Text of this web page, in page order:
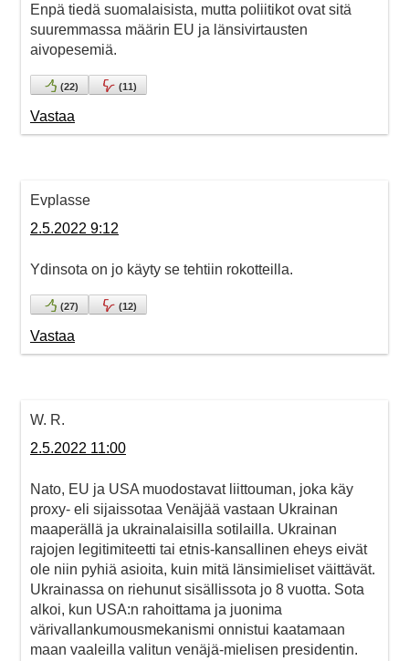
Enpä tiedä suomalaisista, mutta poliitikot ovat sitä
suuremmassa määrin EU ja länsivirtausten
aivopesemiä.
(22) (11)
Vastaa
Evplasse
2.5.2022 9:12
Ydinsota on jo käyty se tehtiin rokotteilla.
(27) (12)
Vastaa
W. R.
2.5.2022 11:00
Nato, EU ja USA muodostavat liittouman, joka käy
proxy- eli sijaissotaa Venäjää vastaan Ukrainan
maaperällä ja ukrainalaisilla sotilailla. Ukrainan
rajojen legitimiteetti tai etnis-kansallinen eheys eivät
ole niin pyhiä asioita, kuin mitä länsimieliset väittävät.
Ukrainassa on riehunut sisällissota jo 8 vuotta. Sota
alkoi, kun USA:n rahoittama ja juonima
värivallankumousmekanismi onnistui kaatamaan
maan vaaleilla valitun venäjä-mielisen presidentin.